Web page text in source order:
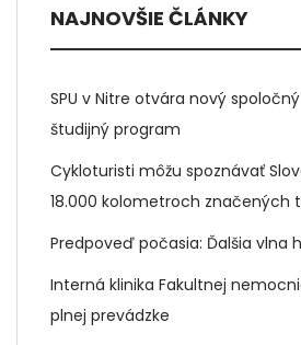
NAJNOVŠIE ČLÁNKY
SPU v Nitre otvára nový
študijný program
Cykloturisti môžu spoznávať
18.000 kolometroch značených
Predpoveď počasia: Ďalšia vlna
Interná klinika Fakultnej
plnej prevádzke